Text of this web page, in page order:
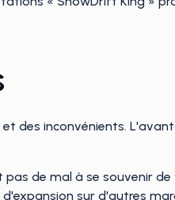
des inconvénients.
de mal à se souvenir
sur d'autres